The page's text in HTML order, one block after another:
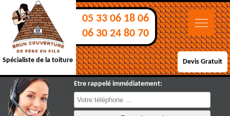
Spécialiste de la toiture
05 33 06 18 06
06 30 24 80 70
Devis Gratuit
Etre rappelé immédiatement: